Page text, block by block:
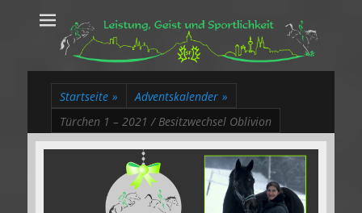
Leistung, Geist
und Sportlichkeit
Trakehner aus dem Herzen des Rheinlands
Startseite » Adventskalender »
Türchen 1 – 2021 / Besitzwechsel Oblivion